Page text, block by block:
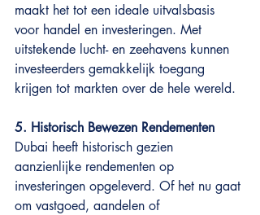
maakt het tot een ideale uitvalsbasis
voor handel en investeringen. Met
uitstekende lucht- en zeehavens kunnen
investeerders gemakkelijk toegang
krijgen tot markten over de hele wereld.
5. Historisch Bewezen Rendementen
Dubai heeft historisch gezien
aanzienlijke rendementen op
investeringen opgeleverd. Of het nu gaat
om vastgoed, aandelen of